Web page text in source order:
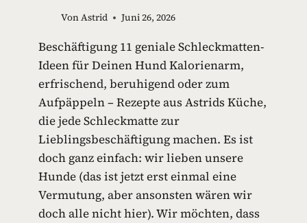
H
N
D
E
P
I
E
L
Z
E
U
G
VonAstrid Juni 26, 2026
Beschäftigung 11 geniale Schleckmatten-
Ideen für Deinen Hund Kalorienarm,
erfrischend, beruhigend oder zum
Aufpäppeln – Rezepte aus Astrids Küche,
die jede Schleckmatte zur
Lieblingsbeschäftigung machen. Es ist
doch ganz einfach: wir lieben unsere
Hunde (das ist jetzt erst einmal eine
Vermutung, aber ansonsten wären wir
doch alle nicht hier). Wir möchten, dass